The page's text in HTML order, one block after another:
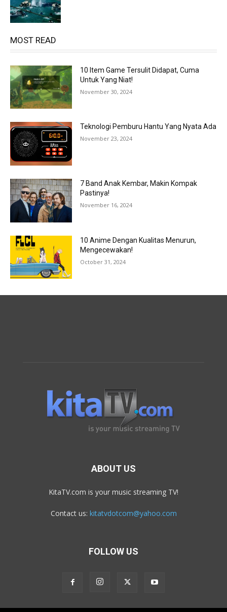
MOST READ
10 Item Game Tersulit Didapat, Cuma
Untuk Yang Niat!
November 30, 2024
Teknologi Pemburu Hantu Yang Nyata Ada
November 23, 2024
7 Band Anak Kembar, Makin Kompak
Pastinya!
November 16, 2024
10 Anime Dengan Kualitas Menurun,
Mengecewakan!
October 31, 2024
ABOUT US
KitaTV.com is your music streaming TV!
Contact us: kitatvdotcom@yahoo.com
FOLLOW US